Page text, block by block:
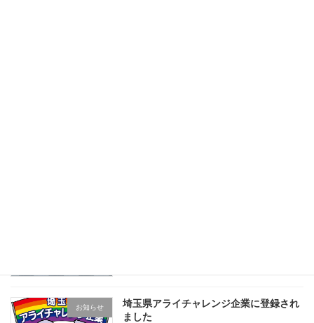
お知らせ
埼玉県アライチャレンジ企業に登録され
ました